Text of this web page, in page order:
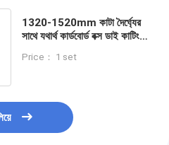
1320-1520mm কাটা দৈর্ঘ্যের
সাথে যথার্থ কার্ডবোর্ড বক্স ডাই কাটিং
Price： 1 set